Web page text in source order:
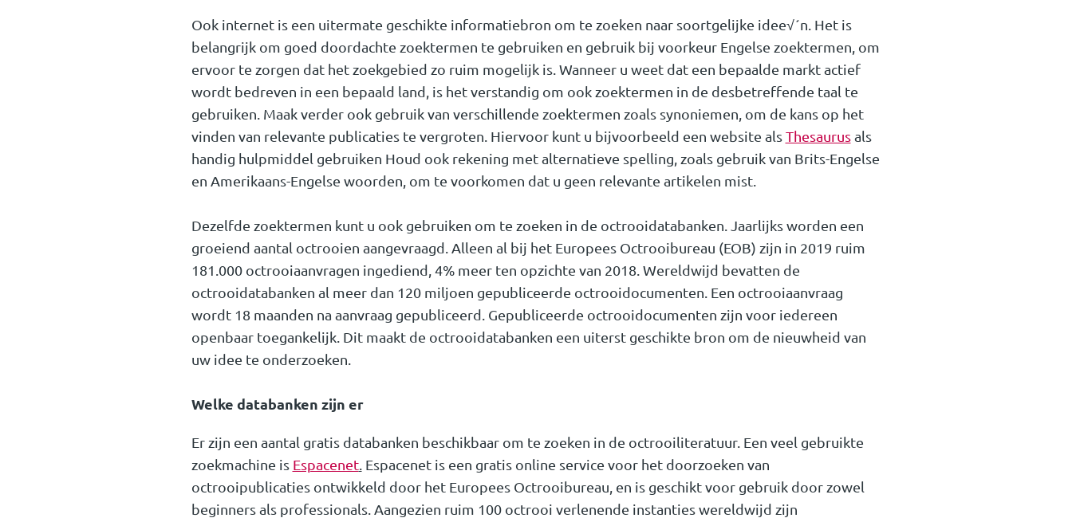
Ook internet is een uitermate geschikte informatiebron om te zoeken naar soortgelijke idee√´n. Het is
belangrijk om goed doordachte zoektermen te gebruiken en gebruik bij voorkeur Engelse zoektermen, om
ervoor te zorgen dat het zoekgebied zo ruim mogelijk is. Wanneer u weet dat een bepaalde markt actief
wordt bedreven in een bepaald land, is het verstandig om ook zoektermen in de desbetreffende taal te
gebruiken. Maak verder ook gebruik van verschillende zoektermen zoals synoniemen, om de kans op het
vinden van relevante publicaties te vergroten. Hiervoor kunt u bijvoorbeeld een website alsThesaurusals
handig hulpmiddel gebruiken Houd ook rekening met alternatieve spelling, zoals gebruik van Brits-Engelse
en Amerikaans-Engelse woorden, om te voorkomen dat u geen relevante artikelen mist.
Dezelfde zoektermen kunt u ook gebruiken om te zoeken in de octrooidatabanken. Jaarlijks worden een
groeiend aantal octrooien aangevraagd. Alleen al bij het Europees Octrooibureau (EOB) zijn in 2019 ruim
181.000 octrooiaanvragen ingediend, 4% meer ten opzichte van 2018. Wereldwijd bevatten de
octrooidatabanken al meer dan 120 miljoen gepubliceerde octrooidocumenten. Een octrooiaanvraag
wordt 18 maanden na aanvraag gepubliceerd. Gepubliceerde octrooidocumenten zijn voor iedereen
openbaar toegankelijk. Dit maakt de octrooidatabanken een uiterst geschikte bron om de nieuwheid van
uw idee te onderzoeken.
Welke databanken zijn er
Er zijn een aantal gratis databanken beschikbaar om te zoeken in de octrooiliteratuur. Een veel gebruikte
zoekmachine is Espacenet. Espacenet is een gratis online service voor het doorzoeken van
octrooipublicaties ontwikkeld door het Europees Octrooibureau, en is geschikt voor gebruik door zowel
beginners als professionals. Aangezien ruim 100 octrooi verlenende instanties wereldwijd zijn